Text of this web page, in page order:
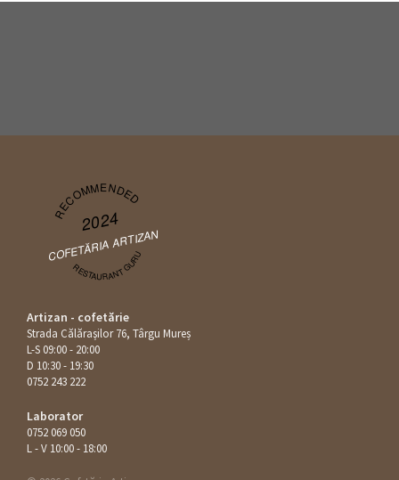
RECOMMENDED
2024
COFETĂRIA ARTIZAN
RESTAURANT GURU
Artizan - cofetărie
Strada Călăraşilor 76, Târgu Mureș
L-S 09:00 - 20:00
D 10:30 - 19:30
0752 243 222
Laborator
0752 069 050
L - V 10:00 - 18:00